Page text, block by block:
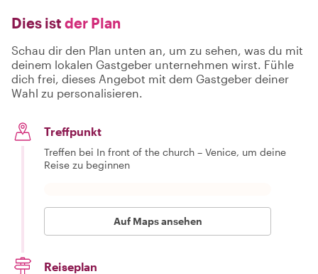
Dies ist der Plan
Schau dir den Plan unten an, um zu sehen, was du mit
deinem lokalen Gastgeber unternehmen wirst. Fühle
dich frei, dieses Angebot mit dem Gastgeber deiner
Wahl zu personalisieren.
Treffpunkt
Treffen bei In front of the church – Venice, um deine
Reise zu beginnen
Auf Maps ansehen
Reiseplan